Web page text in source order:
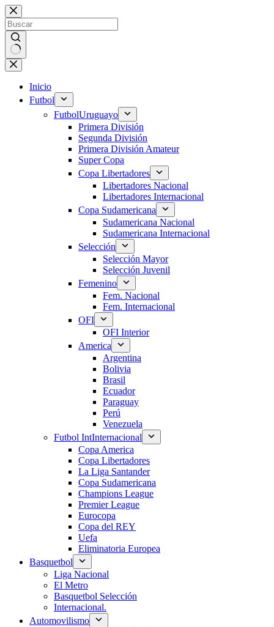
Saltar
al
contenido
Sin
resultados
Inicio
Futbol
FutbolUruguayo
Primera División
Segunda División
Primera División Amateur
Super Copa
Copa Libertadores
Libertadores Nacional
Libertadores Internacional
Copa Sudamericana
Sudamericana Nacional
Sudamericana Internacional
Selección
Selección Mayor
Selección Juvenil
Femenino
Fem. Nacional
Fem. Internacional
OFI
OFI Interior
America
Argentina
Bolivia
Brasil
Ecuador
Paraguay
Perú
Venezuela
Futbol IntInternacional
Copa America
Copa Libertadores
La Liga Santander
Copa Sudamericana
Champions League
Premier League
Eurocopa
Copa del REY
Uefa
Eliminatoria Europea
Basquetbol
Liga Nacional
El Metro
Basquetbol Selección
Internacional.
Automovilismo